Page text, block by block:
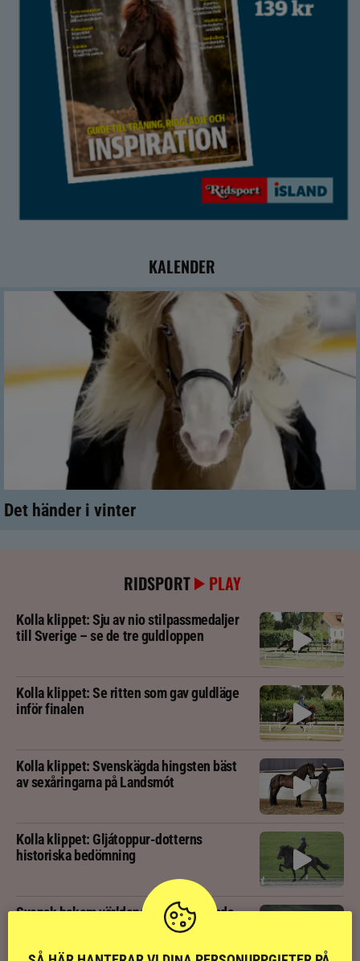
KALENDER
Det händer i vinter
RIDSPORT PLAY
Kolla klippet: Sju av nio stilpassmedaljer
till Sverige – se de tre guldloppen
Kolla klippet: Se ritten som gav guldläge
inför finalen
Kolla klippet: Svenskägda hingsten bäst
av sexåringarna på Landsmót
Kolla klippet: Gljátoppur-dotterns
historiska bedömning
Svensk bakom världens högst bedömda